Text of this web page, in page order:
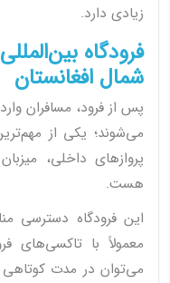
زیادی دارد.
فرودگاه
شمال افغانستان
پس از فرود، مسافران
می‌شوند؛ یکی از
پروازهای داخلی،
هست.
این فرودگاه دسترسی
معمولاً با تاکسی‌های
می‌توان در مدت کوتاهی